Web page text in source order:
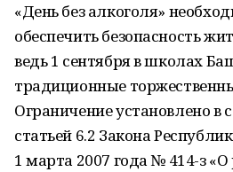
«День без алкоголя»
обеспечить безопасность
ведь 1 сентября в школах
традиционные
Ограничение установлено в
статьей 6.2 Закона
1 марта 2007 года № 414-з